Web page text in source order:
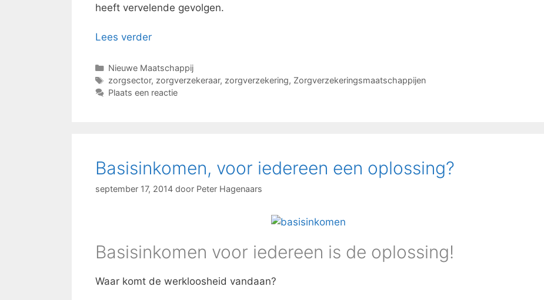
heeft vervelende gevolgen.
Lees verder
Categorieën
Nieuwe Maatschappij
Tags
zorgsector, zorgverzekeraar, zorgverzekering, Zorgverzekeringsmaatschappijen
Plaats een reactie
Basisinkomen, voor iedereen een oplossing?
september 17, 2014 door Peter Hagenaars
Basisinkomen voor iedereen is de oplossing!
Waar komt de werkloosheid vandaan?